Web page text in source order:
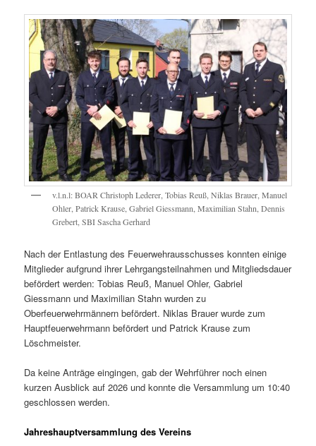
v.l.n.l: BOAR Christoph Lederer, Tobias Reuß, Niklas Brauer, Manuel
Ohler, Patrick Krause, Gabriel Giessmann, Maximilian Stahn, Dennis
Grebert, SBI Sascha Gerhard
Nach der Entlastung des Feuerwehrausschusses konnten einige
Mitglieder aufgrund ihrer Lehrgangsteilnahmen und Mitgliedsdauer
befördert werden: Tobias Reuß, Manuel Ohler, Gabriel
Giessmann und Maximilian Stahn wurden zu
Oberfeuerwehrmännern befördert. Niklas Brauer wurde zum
Hauptfeuerwehrmann befördert und Patrick Krause zum
Löschmeister.
Da keine Anträge eingingen, gab der Wehrführer noch einen
kurzen Ausblick auf 2026 und konnte die Versammlung um 10:40
geschlossen werden.
Jahreshauptversammlung des Vereins